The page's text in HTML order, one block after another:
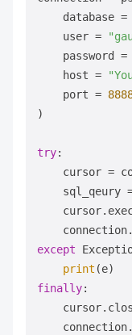
    database =
    user =
    password =
    host =
    port =
)
try:
cursor =
sql_qeury
except
print
finally: